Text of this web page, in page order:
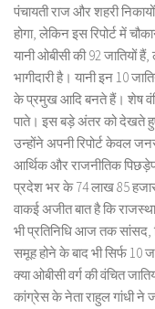
पंचायती राज और शहरी
होगा, लेकिन इस रिपोर्ट में
यानी ओबीसी की 92 जातियों
भागीदारी है। यानी इन 10
के प्रमुख आदि बनते हैं। शेष
पाते। इस बड़े अंतर को देखते हुए
उन्होंने अपनी रिपोर्ट केवल
आर्थिक और राजनीतिक
प्रदेश भर के 74 लाख 85 हजार
वाकई अजीत बात है कि
भी प्रतिनिधि आज तक सांसद,
समूह होने के बाद भी सिर्फ 10
क्या ओबीसी वर्ग की वंचित
कांग्रेस के नेता राहुल गांधी ने